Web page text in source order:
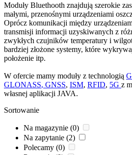
Moduły Bluethooth znajdują szerokie
małymi, przenośnymi urządzeniami
Oprócz komunikacji między
transmisji informacji uzyskiwanych z
zwykłych czujników temperatury i
bardziej złożone systemy, które
położenie itp.
W ofercie mamy moduły z technologią
GLONASS, GNSS, ISM, RFID, 5G z
własnej aplikacji JAVA.
Sortowanie
Na magazynie (0)
Na zapytanie (2)
Polecamy (0)